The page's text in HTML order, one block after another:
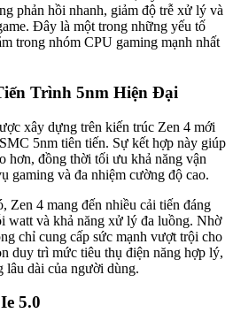
phản hồi nhanh, giảm độ trễ xử lý và
Đây là một trong những yếu tố
trong nhóm CPU gaming mạnh nhất
Trình 5nm Hiện Đại
xây dựng trên kiến trúc Zen 4 mới
5nm tiên tiến. Sự kết hợp này giúp
hơn, đồng thời tối ưu khả năng vận
gaming và đa nhiệm cường độ cao.
Zen 4 mang đến nhiều cải tiến đáng
watt và khả năng xử lý đa luồng. Nhờ
chỉ cung cấp sức mạnh vượt trội cho
duy trì mức tiêu thụ điện năng hợp lý,
lâu dài của người dùng.
5.0